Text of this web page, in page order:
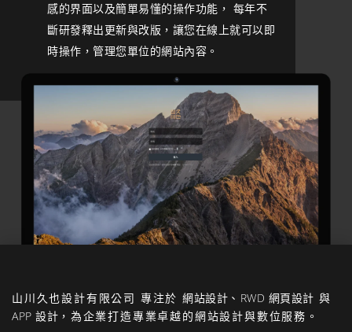
感的界面以及簡單易懂的操作功能， 每年不
斷研發釋出更新與改版，讓您在線上就可以即
時操作，管理您單位的網站內容。
山川久也設計有限公司 專注於網站設計 、 RWD 網頁設計 與
APP 設計 ，為企業打造專業卓越的網站設計與數位服務。